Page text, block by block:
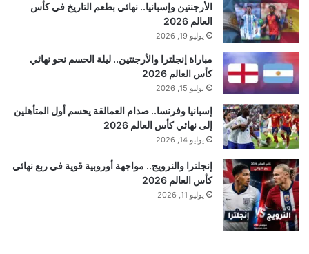
الأرجنتين وإسبانيا.. نهائي بطعم التاريخ في كأس
العالم 2026
يوليو 19, 2026
مباراة إنجلترا والأرجنتين.. ليلة الحسم نحو نهائي
كأس العالم 2026
يوليو 15, 2026
إسبانيا وفرنسا.. صدام العمالقة يحسم أول المتأهلين
إلى نهائي كأس العالم 2026
يوليو 14, 2026
إنجلترا والنرويج.. مواجهة أوروبية قوية في ربع نهائي
كأس العالم 2026
يوليو 11, 2026